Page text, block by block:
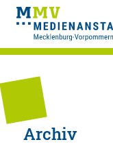
Archiv